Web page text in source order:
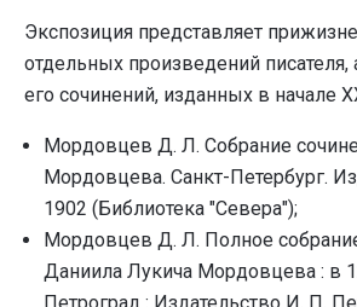
Экспозиция представляет
отдельных произведений писателя,
его сочинений, изданных в начале
Мордовцев Д. Л. Собрание
Мордовцева. Санкт-Петербург.
1902 (Библиотека "Севера");
Мордовцев Д. Л. Полное
Даниила Лукича Мордовцева : в